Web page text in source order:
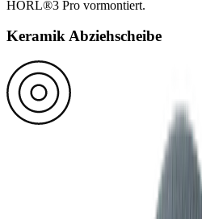
HORL®3 Pro vormontiert.
Keramik Abziehscheibe